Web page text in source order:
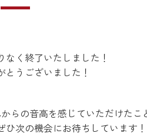
く終了いたしました！
うございました！
らの音高を感じていただけたこ
次の機会にお待ちしています！